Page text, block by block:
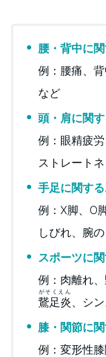
腰・背中に
例：腰痛、
など
頭・肩に関
例：眼精疲
ストレート
手足に関す
例：X脚、O
しびれ、腕
スポーツに
例：肉離れ
鵞足炎
がそくえん
、シ
膝・関節に
例：変形性